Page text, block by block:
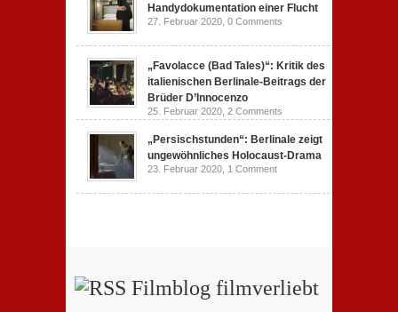
Handydokumentation einer Flucht
27. Februar 2020, 0 Comments
„Favolacce (Bad Tales)“: Kritik des
italienischen Berlinale-Beitrags der
Brüder D’Innocenzo
25. Februar 2020, 2 Comments
„Persischstunden“: Berlinale zeigt
ungewöhnliches Holocaust-Drama
23. Februar 2020, 1 Comment
Filmblog filmverliebt